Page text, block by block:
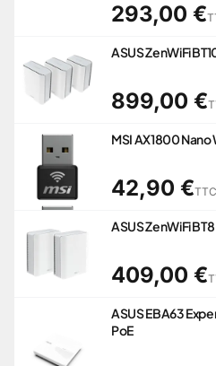
293,00 €
ASUS ZenWiFi
899,00 €
MSI AX1800
42,90 €TTC
ASUS ZenWiFi
409,00 €
ASUS EBA63
PoE